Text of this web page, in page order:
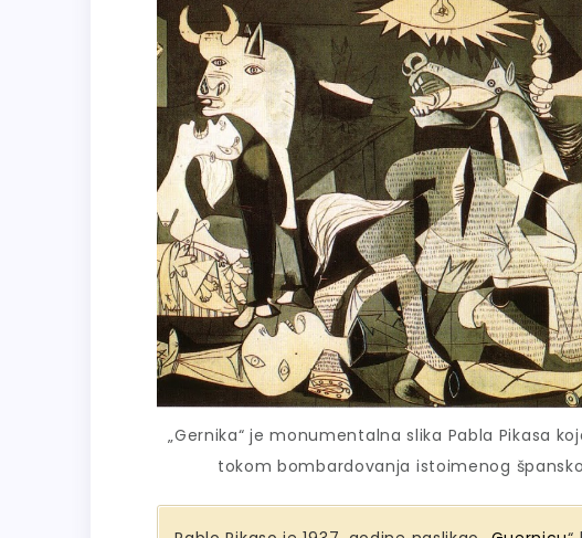
„Gernika“ je monumentalna slika Pabla Pikasa
tokom bombardovanja istoimenog